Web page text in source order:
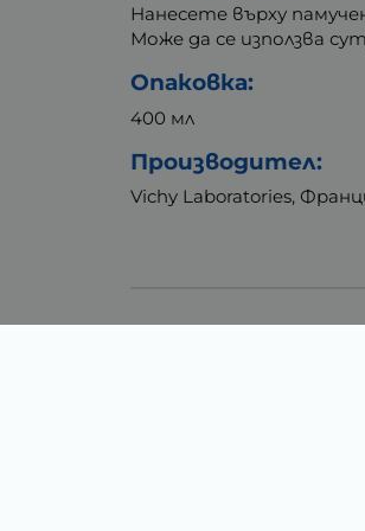
Нанесете върху
Може да се използва
Опаковка:
400 мл
Производител:
Vichy Laboratories,